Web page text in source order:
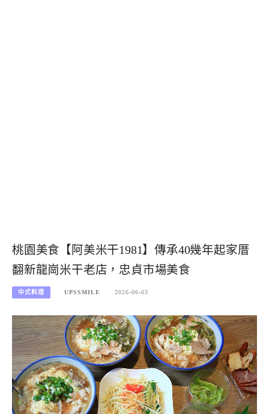
桃園美食【阿美米干1981】傳承40幾年起家厝
翻新龍崗米干老店，忠貞市場美食
中式料理 UPSSMILE 2026-06-03